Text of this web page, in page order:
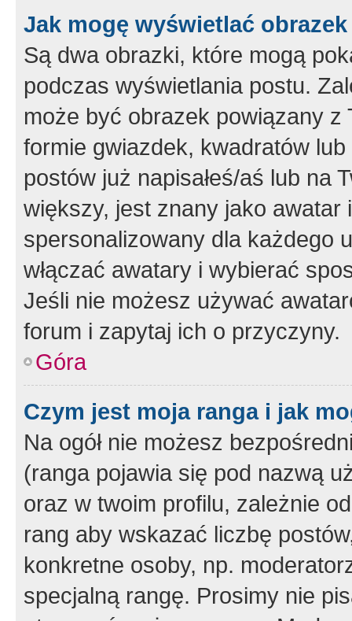
Jak mogę wyświetlać
Są dwa obrazki, które mogą
podczas wyświetlania postu.
może być obrazek powiązany z
formie gwiazdek, kwadratów
postów już napisałeś/aś lub na
większy, jest znany jako
spersonalizowany dla każdego
włączać awatary i wybierać
Jeśli nie możesz używać
forum i zapytaj ich o przyczyny.
Góra
Czym jest moja ranga i jak
Na ogół nie możesz
(ranga pojawia się pod nazwą
oraz w twoim profilu, zależnie
rang aby wskazać liczbę
konkretne osoby, np.
specjalną rangę. Prosimy nie